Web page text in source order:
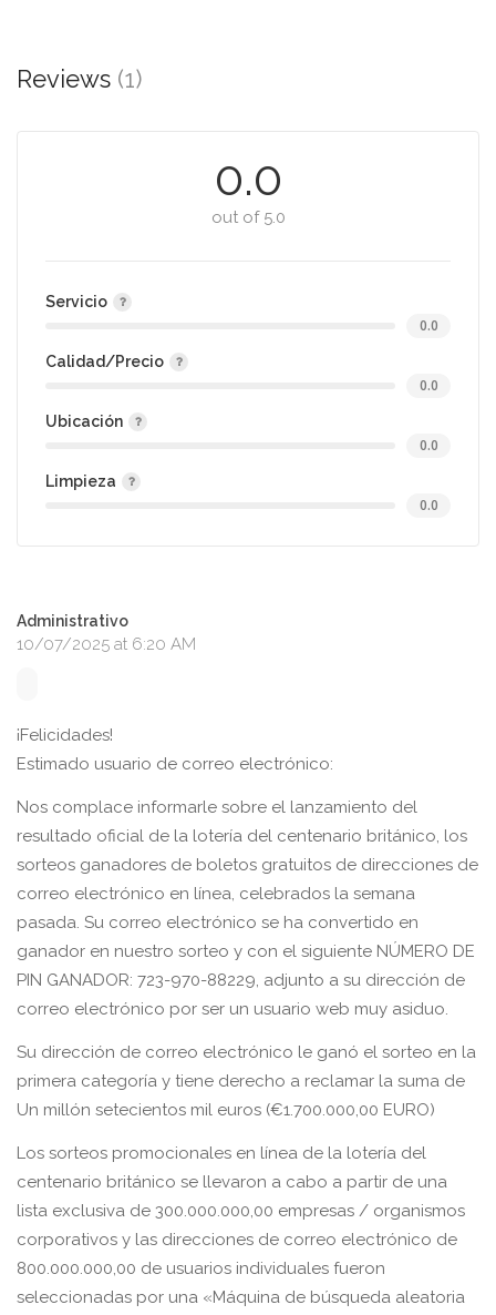
Reviews (1)
0.0
out of 5.0
Servicio
0.0
Calidad/Precio
0.0
Ubicación
0.0
Limpieza
0.0
Administrativo
10/07/2025 at 6:20 AM
¡Felicidades!
Estimado usuario de correo electrónico:
Nos complace informarle sobre el lanzamiento del
resultado oficial de la lotería del centenario británico, los
sorteos ganadores de boletos gratuitos de direcciones de
correo electrónico en línea, celebrados la semana
pasada. Su correo electrónico se ha convertido en
ganador en nuestro sorteo y con el siguiente NÚMERO DE
PIN GANADOR: 723-970-88229, adjunto a su dirección de
correo electrónico por ser un usuario web muy asiduo.
Su dirección de correo electrónico le ganó el sorteo en la
primera categoría y tiene derecho a reclamar la suma de
Un millón setecientos mil euros (€1.700.000,00 EURO)
Los sorteos promocionales en línea de la lotería del
centenario británico se llevaron a cabo a partir de una
lista exclusiva de 300.000.000,00 empresas / organismos
corporativos y las direcciones de correo electrónico de
800.000.000,00 de usuarios individuales fueron
seleccionadas por una «Máquina de búsqueda aleatoria